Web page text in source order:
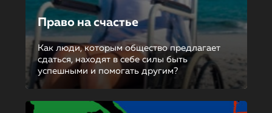
Право на счастье
Как люди, которым общество предлагает
сдаться, находят в себе силы быть
успешными и помогать другим?